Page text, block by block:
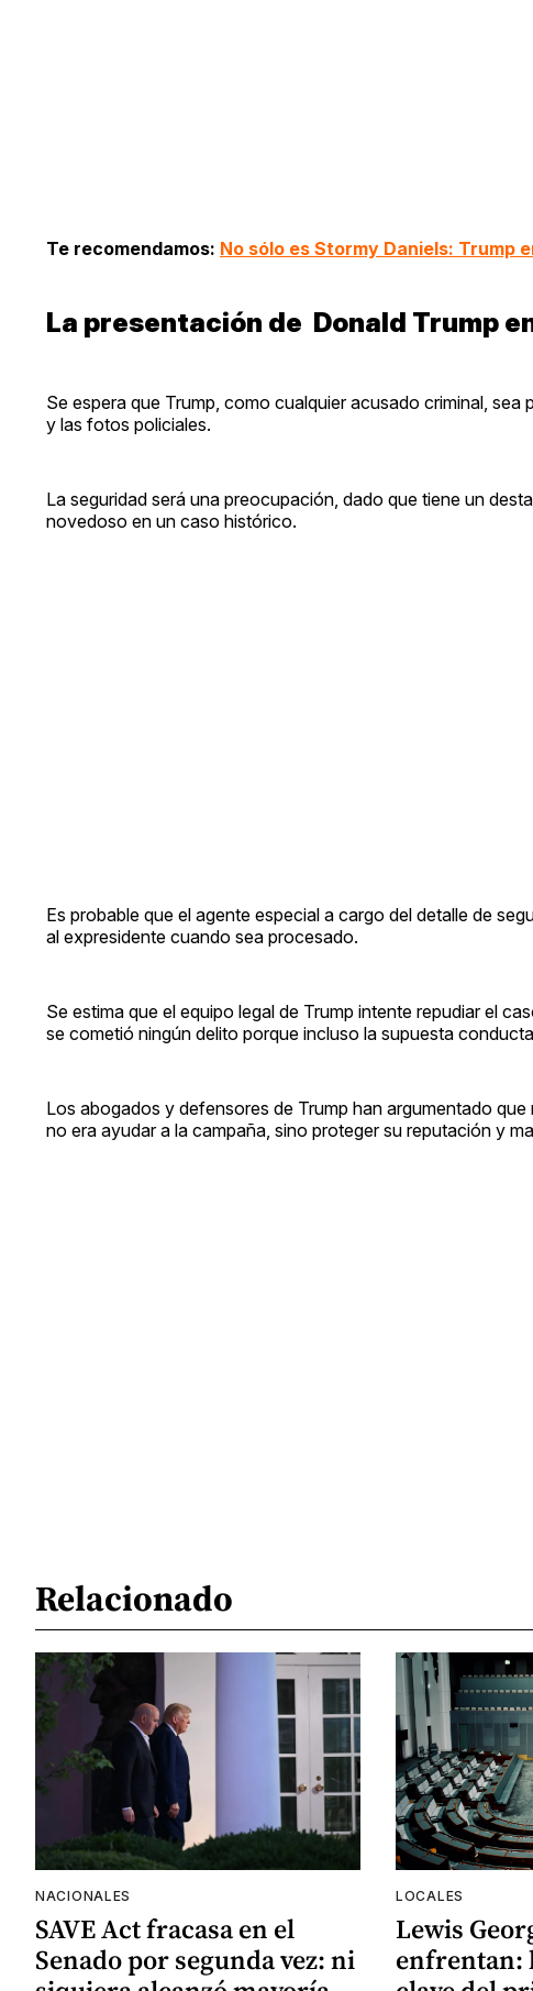
Te recomendamos: No sólo es Stormy Daniels:
La presentación de Donald Trump
Se espera que Trump, como cualquier acusado criminal,
y las fotos policiales.
La seguridad será una preocupación, dado que tiene un
novedoso en un caso histórico.
Es probable que el agente especial a cargo del detalle de
al expresidente cuando sea procesado.
Se estima que el equipo legal de Trump intente repudiar el
se cometió ningún delito porque incluso la supuesta
Los abogados y defensores de Trump han argumentado
no era ayudar a la campaña, sino proteger su reputación y
Relacionado
NACIONALES
SAVE Act fracasa en el
Senado por segunda vez: ni
LOCALES
Lewis
enfrentan: